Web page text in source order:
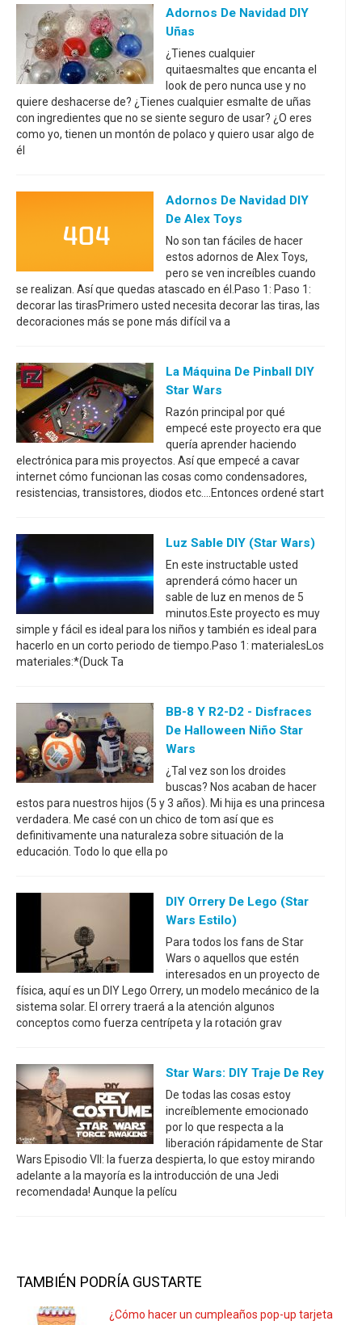
Adornos De Navidad DIY
Uñas
¿Tienes cualquier
quitaesmaltes que encanta el
look de pero nunca use y no
quiere deshacerse de? ¿Tienes cualquier esmalte de uñas
con ingredientes que no se siente seguro de usar? ¿O eres
como yo, tienen un montón de polaco y quiero usar algo de
él
Adornos De Navidad DIY
De Alex Toys
No son tan fáciles de hacer
estos adornos de Alex Toys,
pero se ven increíbles cuando
se realizan. Así que quedas atascado en él.Paso 1: Paso 1:
decorar las tirasPrimero usted necesita decorar las tiras, las
decoraciones más se pone más difícil va a
La Máquina De Pinball DIY
Star Wars
Razón principal por qué
empecé este proyecto era que
quería aprender haciendo
electrónica para mis proyectos. Así que empecé a cavar
internet cómo funcionan las cosas como condensadores,
resistencias, transistores, diodos etc....Entonces ordené start
Luz Sable DIY (Star Wars)
En este instructable usted
aprenderá cómo hacer un
sable de luz en menos de 5
minutos.Este proyecto es muy
simple y fácil es ideal para los niños y también es ideal para
hacerlo en un corto periodo de tiempo.Paso 1: materialesLos
materiales:*(Duck Ta
BB-8 Y R2-D2 - Disfraces
De Halloween Niño Star
Wars
¿Tal vez son los droides
buscas? Nos acaban de hacer
estos para nuestros hijos (5 y 3 años). Mi hija es una princesa
verdadera. Me casé con un chico de tom así que es
definitivamente una naturaleza sobre situación de la
educación. Todo lo que ella po
DIY Orrery De Lego (Star
Wars Estilo)
Para todos los fans de Star
Wars o aquellos que estén
interesados en un proyecto de
física, aquí es un DIY Lego Orrery, un modelo mecánico de la
sistema solar. El orrery traerá a la atención algunos
conceptos como fuerza centrípeta y la rotación grav
Star Wars: DIY Traje De Rey
De todas las cosas estoy
increíblemente emocionado
por lo que respecta a la
liberación rápidamente de Star
Wars Episodio VII: la fuerza despierta, lo que estoy mirando
adelante a la mayoría es la introducción de una Jedi
recomendada! Aunque la pelícu
TAMBIÉN PODRÍA GUSTARTE
¿Cómo hacer un cumpleaños pop-up tarjeta